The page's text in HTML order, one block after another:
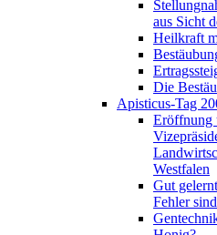
aus Sicht
Heilkraft
Die
Apisticus-Tag
Eröffnung
Westfalen
Gut
Fehler